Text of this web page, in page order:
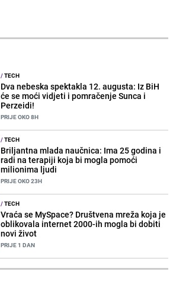
/TECH
Dva nebeska spektakla 12. augusta: Iz BiH
će se moći vidjeti i pomračenje Sunca i
Perzeidi!
PRIJE OKO 8H
/TECH
Briljantna mlada naučnica: Ima 25 godina i
radi na terapiji koja bi mogla pomoći
milionima ljudi
PRIJE OKO 23H
/TECH
Vraća se MySpace? Društvena mreža koja je
oblikovala internet 2000-ih mogla bi dobiti
novi život
PRIJE 1 DAN